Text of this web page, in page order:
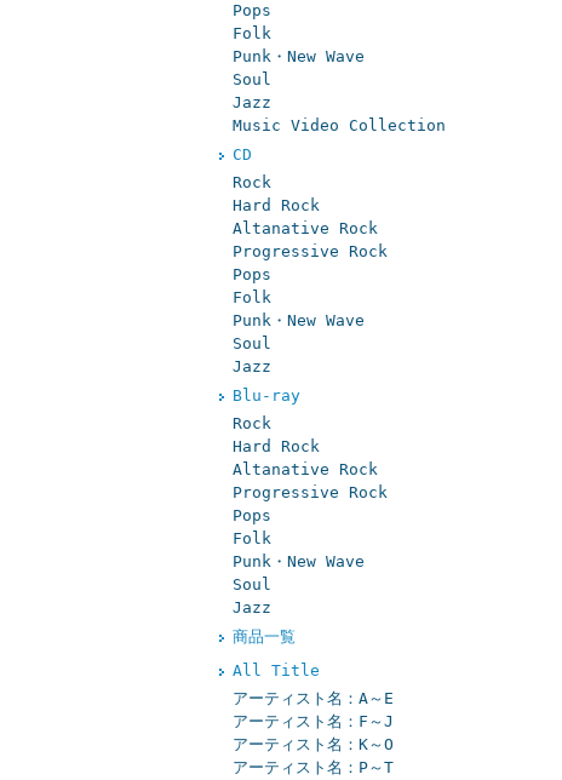
Pops
Folk
Punk・New Wave
Soul
Jazz
Music Video Collection
CD
Rock
Hard Rock
Altanative Rock
Progressive Rock
Pops
Folk
Punk・New Wave
Soul
Jazz
Blu-ray
Rock
Hard Rock
Altanative Rock
Progressive Rock
Pops
Folk
Punk・New Wave
Soul
Jazz
商品一覧
All Title
アーティスト名：A～E
アーティスト名：F～J
アーティスト名：K～O
アーティスト名：P～T